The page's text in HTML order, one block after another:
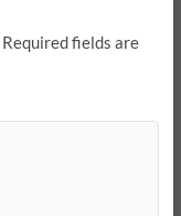
Required fields are